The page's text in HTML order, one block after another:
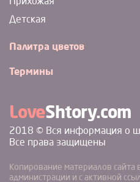
Прихожая
Детская
Палитра цветов
Термины
LoveShtory.com
2018 © Вся информация о
Все права защищены
Копирование материалов
администрации и с активной